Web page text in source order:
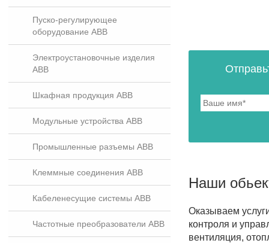
Пуско-регулирующее
оборудование ABB
Электроустановочные изделия
ABB
Шкафная продукция ABB
Модульные устройства ABB
Промышленные разъемы ABB
Клеммные соединения ABB
Кабеленесущие системы ABB
Частотные преобразователи ABB
Наши
Оказываем
контроля и
вентиляция,